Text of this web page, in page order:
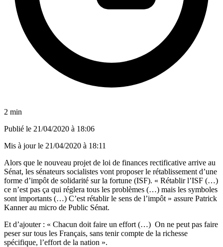
2 min
Publié le 21/04/2020 à 18:06
Mis à jour le 21/04/2020 à 18:11
Alors que le nouveau projet de loi de finances rectificative arrive au
Sénat, les sénateurs socialistes vont proposer le rétablissement d’une
forme d’impôt de solidarité sur la fortune (ISF). « Rétablir l’ISF (…)
ce n’est pas ça qui réglera tous les problèmes (…) mais les symboles
sont importants (…) C’est rétablir le sens de l’impôt » assure Patrick
Kanner au micro de Public Sénat.
Et d’ajouter : « Chacun doit faire un effort (…) On ne peut pas faire
peser sur tous les Français, sans tenir compte de la richesse
spécifique, l’effort de la nation ».